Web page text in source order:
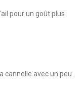
pour un goût plus
cannelle avec un peu